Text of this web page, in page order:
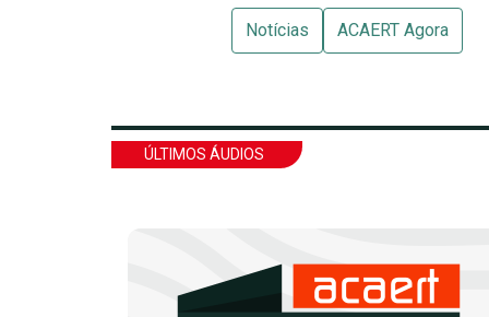
Notícias ACAERT Agora
ÚLTIMOS ÁUDIOS